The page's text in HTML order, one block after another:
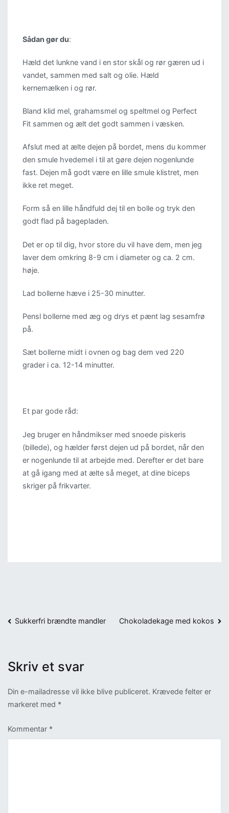
Sådan gør du:
Hæld det lunkne vand i en stor skål og rør gæren ud i
vandet, sammen med salt og olie. Hæld
kernemælken i og rør.
Bland klid mel, grahamsmel og speltmel og Perfect
Fit sammen og ælt det godt sammen i væsken.
Afslut med at ælte dejen på bordet, mens du kommer
den smule hvedemel i til at gøre dejen nogenlunde
fast. Dejen må godt være en lille smule klistret, men
ikke ret meget.
Form så en lille håndfuld dej til en bolle og tryk den
godt flad på bagepladen.
Det er op til dig, hvor store du vil have dem, men jeg
laver dem omkring 8-9 cm i diameter og ca. 2 cm.
høje.
Lad bollerne hæve i 25-30 minutter.
Pensl bollerne med æg og drys et pænt lag sesamfrø
på.
Sæt bollerne midt i ovnen og bag dem ved 220
grader i ca. 12-14 minutter.
Et par gode råd:
Jeg bruger en håndmikser med snoede piskeris
(billede), og hælder først dejen ud på bordet, når den
er nogenlunde til at arbejde med. Derefter er det bare
at gå igang med at ælte så meget, at dine biceps
skriger på frikvarter.
Indlægsnavigation
Sukkerfri brændte mandler Chokoladekage med kokos
Skriv et svar
Din e-mailadresse vil ikke blive publiceret. Krævede felter er
markeret med *
Kommentar *